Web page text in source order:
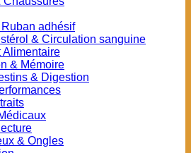
adhésif
& Circulation sanguine
Alimentaire
& Mémoire
& Digestion
& Ongles